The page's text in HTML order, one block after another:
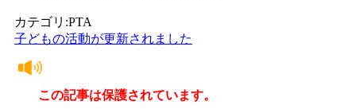
カテゴリ:PTA
子どもの活動が更新されました
この記事は保護されています。